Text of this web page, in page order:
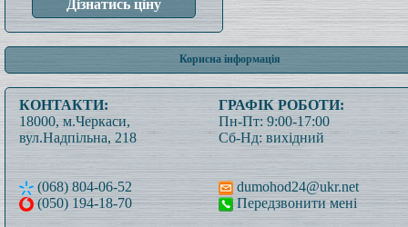
Корисна інформація
КОНТАКТИ:
18000, м.Черкаси,
вул.Надпільна, 218
(068) 804-06-52
(050) 194-18-70
ГРАФІК РОБОТИ:
Пн-Пт: 9:00-17:00
Сб-Нд: вихідний
dumohod24@ukr.net
Передзвонити мені